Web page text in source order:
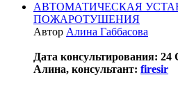
АВТОМАТИЧЕСКАЯ
ПОЖАРОТУШЕНИЯ
Автор Алина Габбасова
Дата консультирования: 24
Алина, консультант: firesir